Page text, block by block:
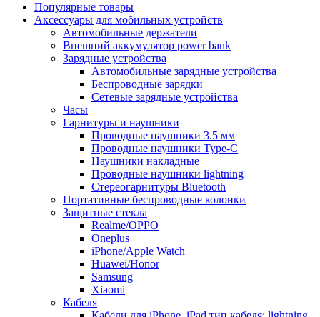
Популярные товары
Аксессуары для мобильных устройств
Автомобильные держатели
Внешний аккумулятор power bank
Зарядные устройства
Автомобильные зарядные устройства
Беспроводные зарядки
Сетевые зарядные устройства
Часы
Гарнитуры и наушники
Проводные наушники 3.5 мм
Проводные наушники Type-C
Наушники накладные
Проводные наушники lightning
Стереогарнитуры Bluetooth
Портативные беспроводные колонки
Защитные стекла
Realme/OPPO
Oneplus
iPhone/Apple Watch
Huawei/Honor
Samsung
Xiaomi
Кабеля